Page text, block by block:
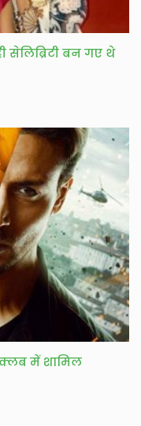
बन गए थे
क्लब में शामिल